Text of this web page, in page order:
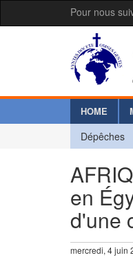
Pour nous
HOME
Dépêches
en
d'une
mercredi, 4 juin